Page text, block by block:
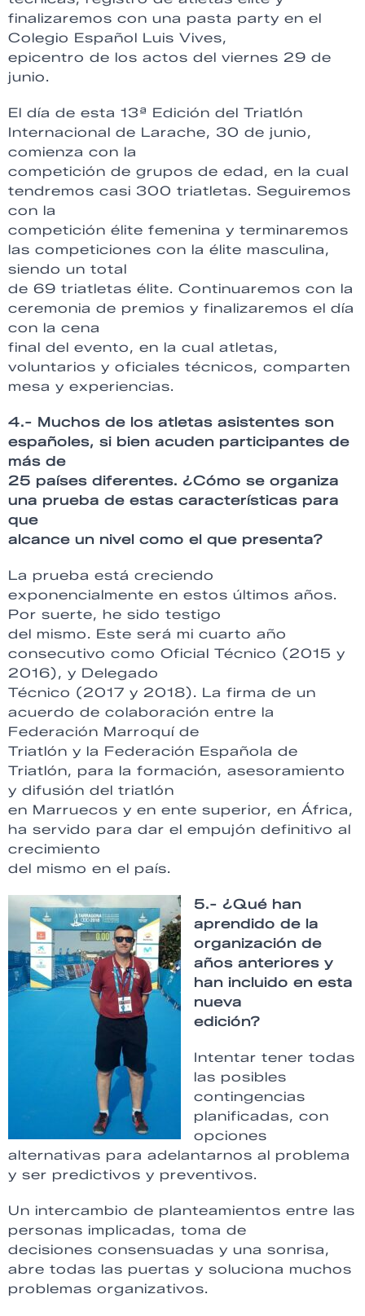
finalizaremos con una pasta party en el
Colegio Español Luis Vives,
epicentro de los actos del viernes 29 de
junio.
El día de esta 13ª Edición del Triatlón
Internacional de Larache, 30 de junio,
comienza con la
competición de grupos de edad, en la cual
tendremos casi 300 triatletas. Seguiremos
con la
competición élite femenina y terminaremos
las competiciones con la élite masculina,
siendo un total
de 69 triatletas élite. Continuaremos con la
ceremonia de premios y finalizaremos el día
con la cena
final del evento, en la cual atletas,
voluntarios y oficiales técnicos, comparten
mesa y experiencias.
4.- Muchos de los atletas asistentes son
españoles, si bien acuden participantes de
más de
25 países diferentes. ¿Cómo se organiza
una prueba de estas características para
que
alcance un nivel como el que presenta?
La prueba está creciendo
exponencialmente en estos últimos años.
Por suerte, he sido testigo
del mismo. Este será mi cuarto año
consecutivo como Oficial Técnico (2015 y
2016), y Delegado
Técnico (2017 y 2018). La firma de un
acuerdo de colaboración entre la
Federación Marroquí de
Triatlón y la Federación Española de
Triatlón, para la formación, asesoramiento
y difusión del triatlón
en Marruecos y en ente superior, en África,
ha servido para dar el empujón definitivo al
crecimiento
del mismo en el país.
5.- ¿Qué han
aprendido de la
organización de
años anteriores y
han incluido en esta
nueva
edición?
Intentar tener todas
las posibles
contingencias
planificadas, con
opciones
alternativas para adelantarnos al problema
y ser predictivos y preventivos.
Un intercambio de planteamientos entre las
personas implicadas, toma de
decisiones consensuadas y una sonrisa,
abre todas las puertas y soluciona muchos
problemas organizativos.